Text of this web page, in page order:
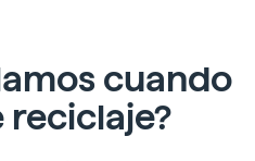
cuando
reciclaje?